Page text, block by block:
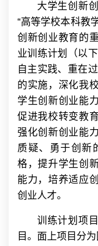
大学生创新
“高等学校本科教
创新创业教育的
业训练计划（以
自主实践、重在
的实施，深化我
学生创新创业能
促进我校转变教
强化创新创业能
质疑、勇于创新
格，提升学生创
能力，培养适应
创业人才。
训练计划项
目。面上项目分